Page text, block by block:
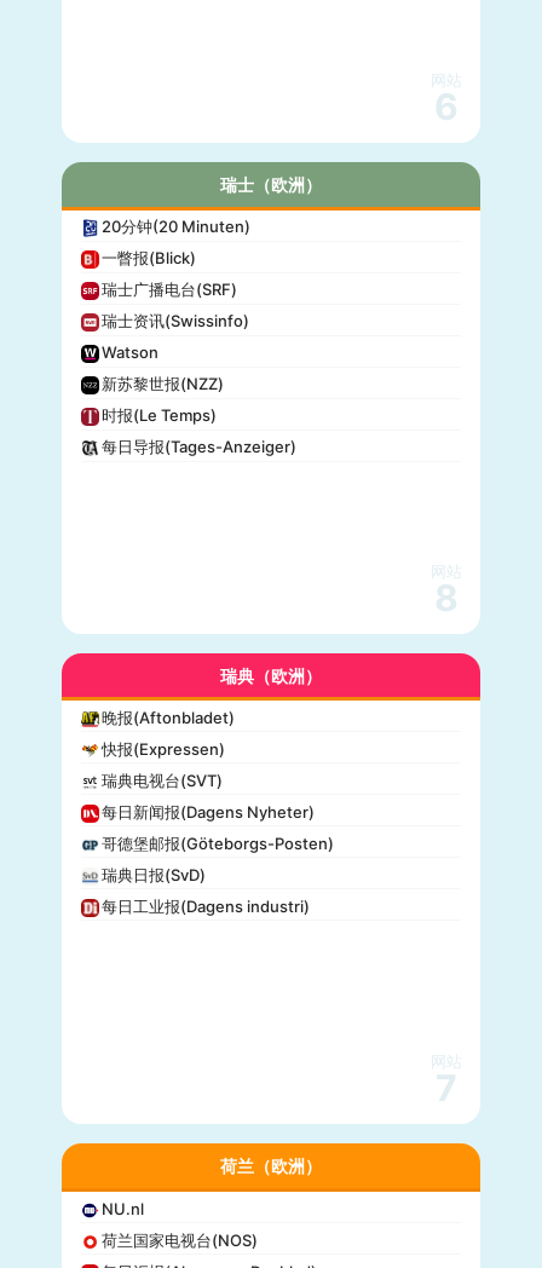
网站
6
瑞士（欧洲）
20分钟(20 Minuten)
一瞥报(Blick)
瑞士广播电台(SRF)
瑞士资讯(Swissinfo)
Watson
新苏黎世报(NZZ)
时报(Le Temps)
每日导报(Tages-Anzeiger)
网站
8
瑞典（欧洲）
晚报(Aftonbladet)
快报(Expressen)
瑞典电视台(SVT)
每日新闻报(Dagens Nyheter)
哥德堡邮报(Göteborgs-Posten)
瑞典日报(SvD)
每日工业报(Dagens industri)
网站
7
荷兰（欧洲）
NU.nl
荷兰国家电视台(NOS)